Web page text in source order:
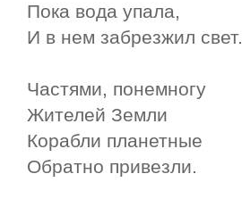
Пока вода упала,
И в нем забрезжил свет.
Частями, понемногу
Жителей Земли
Корабли планетные
Обратно привезли.